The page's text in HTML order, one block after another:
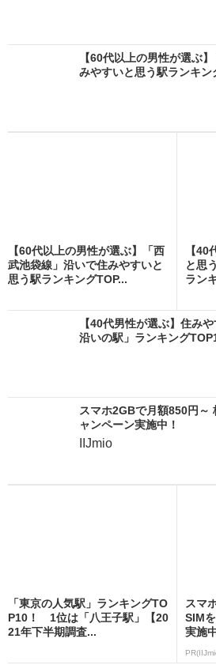
【60代以上の男性が選ぶ
みやすいと思う駅ランキン
【60代以上の男性が選ぶ】「西
武池袋線」沿いで住みやすいと
思う駅ランキングTOP...
【
と思
ラン
【40代男性が選ぶ】住み
沿いの駅」ランキング
スマホ2GBで月額850円～
ャンペーン実施中！
IIJmio
「東京の人気駅」ランキングTO
P10！ 1位は「八王子駅」【20
21年下半期調査...
スマ
SIM
実施